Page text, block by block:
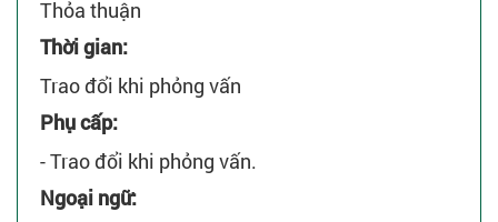
Thỏa thuận
Thời gian:
Trao đổi khi phỏng vấn
Phụ cấp:
- Trao đổi khi phỏng vấn.
Ngoại ngữ: